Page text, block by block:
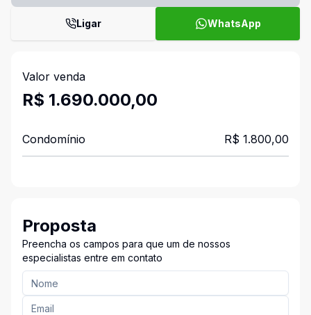
Ligar WhatsApp
Valor venda
R$ 1.690.000,00
Condomínio R$ 1.800,00
Proposta
Preencha os campos para que um de nossos
especialistas entre em contato